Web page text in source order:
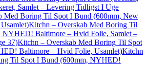
Samlet – Levering Tidligst I Uge
Med Boring Til Spot I Bund (600mm, New
Kitchn – Overskab Med Boring Til
NYHED! Baltimore – Hvid Folie, Samlet –
37)Kitchn – Overskab Med Boring Til Spot
Baltimore – Hvid Folie, Usamlet)Kitchn
Til Spot I Bund (600mm, NYHED!